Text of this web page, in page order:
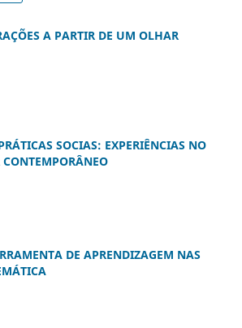
A PARTIR DE UM OLHAR
SOCIAS: EXPERIÊNCIAS NO
DE APRENDIZAGEM NAS